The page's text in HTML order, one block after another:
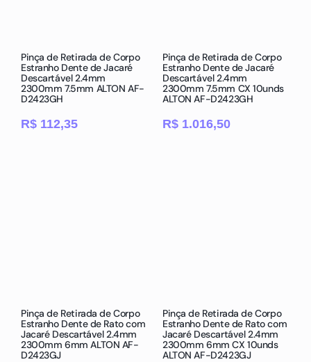
Pinça de Retirada de Corpo
Estranho Dente de Jacaré
Descartável 2.4mm
2300mm 7.5mm ALTON AF-
D2423GH
R$ 112,35
Pinça de Retirada de Corpo
Estranho Dente de Jacaré
Descartável 2.4mm
2300mm 7.5mm CX 10unds
ALTON AF-D2423GH
R$ 1.016,50
Pinça de Retirada de Corpo
Estranho Dente de Rato com
Jacaré Descartável 2.4mm
2300mm 6mm ALTON AF-
D2423GJ
Pinça de Retirada de Corpo
Estranho Dente de Rato com
Jacaré Descartável 2.4mm
2300mm 6mm CX 10unds
ALTON AF-D2423GJ